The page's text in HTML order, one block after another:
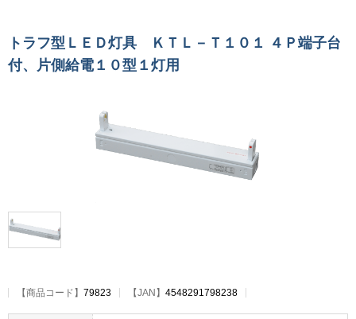
トラフ型ＬＥＤ灯具 ＫＴＬ－Ｔ１０１ ４Ｐ端子台
付、片側給電１０型１灯用
【商品コード 】 79823 【JAN】 4548291798238